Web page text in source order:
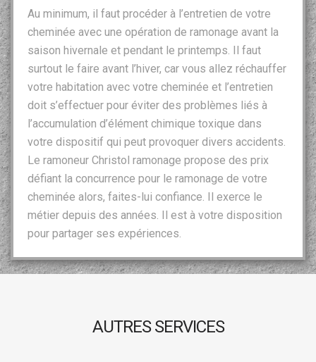
Au minimum, il faut procéder à l’entretien de votre
cheminée avec une opération de ramonage avant la
saison hivernale et pendant le printemps. Il faut
surtout le faire avant l’hiver, car vous allez réchauffer
votre habitation avec votre cheminée et l’entretien
doit s’effectuer pour éviter des problèmes liés à
l’accumulation d’élément chimique toxique dans
votre dispositif qui peut provoquer divers accidents.
Le ramoneur Christol ramonage propose des prix
défiant la concurrence pour le ramonage de votre
cheminée alors, faites-lui confiance. Il exerce le
métier depuis des années. Il est à votre disposition
pour partager ses expériences.
AUTRES SERVICES